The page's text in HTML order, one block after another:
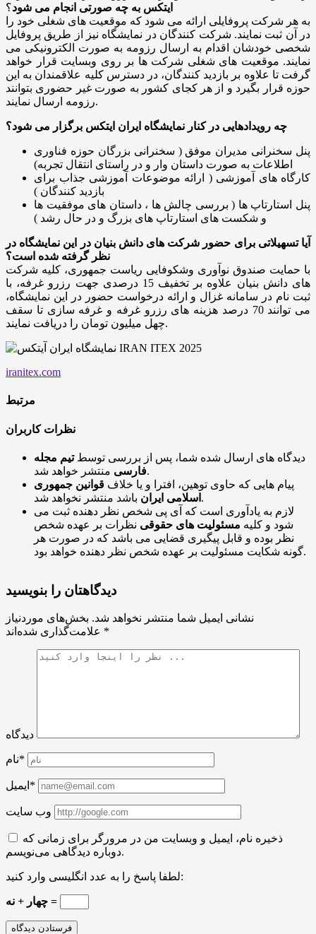
ایتکس به چه صورتی انجام می شود؟
به هر شرکت پروفایلی ارائه می شود که موقعیت های شغلی خود را
در آن ثبت نمایند. شرکت کنندگان در نمایشگاه نیز از طریق پروفایل
شخصی خودشان اقدام به ارسال رزومه به صورت الکترونیکی می
نمایند. موقعیت های شغلی شرکت ها بر روی وبسایت قرار خواهد
گرفت تا علاوه بر بازدید کنندگان، در دسترس کلیه علاقمندان به این
حوزه قرار بگیرد و از هر کجای کشور به صورت غیر حضوری بتوانند
رزومه ارسال نمایند.
چه رویدادهایی در کنار نمایشگاه ایران ایتکس برگزار می شود؟
پنل سخنرانی مدیران موفق ( سخنرانی بزرگان حوزه فناوری
اطلاعات به صورت داستان وار و در راستای انتقال تجربه)
کارگاه های آموزشی ( ارائه موضوعات آموزشی جذاب برای
بازدید کنندگان )
پنل استارتاپ ها ( بررسی چالش ها ، داستان های موفقیت ها
و شکست های استارتاپ های بزرگ و در حال رشد )
آیا تسهیلاتی برای حضور شرکت های دانش بنیان در این نمایشگاه در
نظر گرفته شده است؟
با حمایت صندوق نوآوری وشکوفایی ریاست جمهوری، کلیه شرکت
های دانش بنیان علاوه بر تخفیف 15 درصدی جهت رزرو غرفه، با
ثبت نام در سامانه غزال و ارائه درخواست حضور در این نمایشگاه،
می توانند 70 درصد هزینه های رزرو غرفه و غرفه سازی تا سقف
چهل میلیون تومان را دریافت نمایند.
iranitex.com
مرتبط
نظرات کاربران
دیدگاه های ارسال شده شما، پس از بررسی توسطتیم مجله
فارسیمنتشر خواهد شد.
پیام هایی که حاوی توهین، افترا و یا خلاف قوانین جمهوری
اسلامی ایران باشد منتشر نخواهد شد.
لازم به یادآوری است که آی پی شخص نظر دهنده ثبت می
شود و کلیه مسئولیت های حقوقی نظرات بر عهده شخص
نظر بوده و قابل پیگیری قضایی می باشد که در صورت هر
گونه شکایت مسئولیت بر عهده شخص نظر دهنده خواهد بود.
دیدگاهتان را بنویسید
نشانی ایمیل شما منتشر نخواهد شد. بخش‌های موردنیاز
*
دیدگاه
نام*
ایمیل*
وب سایت
ذخیره نام، ایمیل و وبسایت من در مرورگر برای زمانی که
دوباره دیدگاهی می‌نویسم.
لطفا پاسخ را به عدد انگلیسی وارد کنید:
چهار + نه =